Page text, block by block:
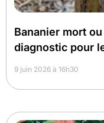
Bananier mort
diagnostic pour
9 juin 2026 à 16h30